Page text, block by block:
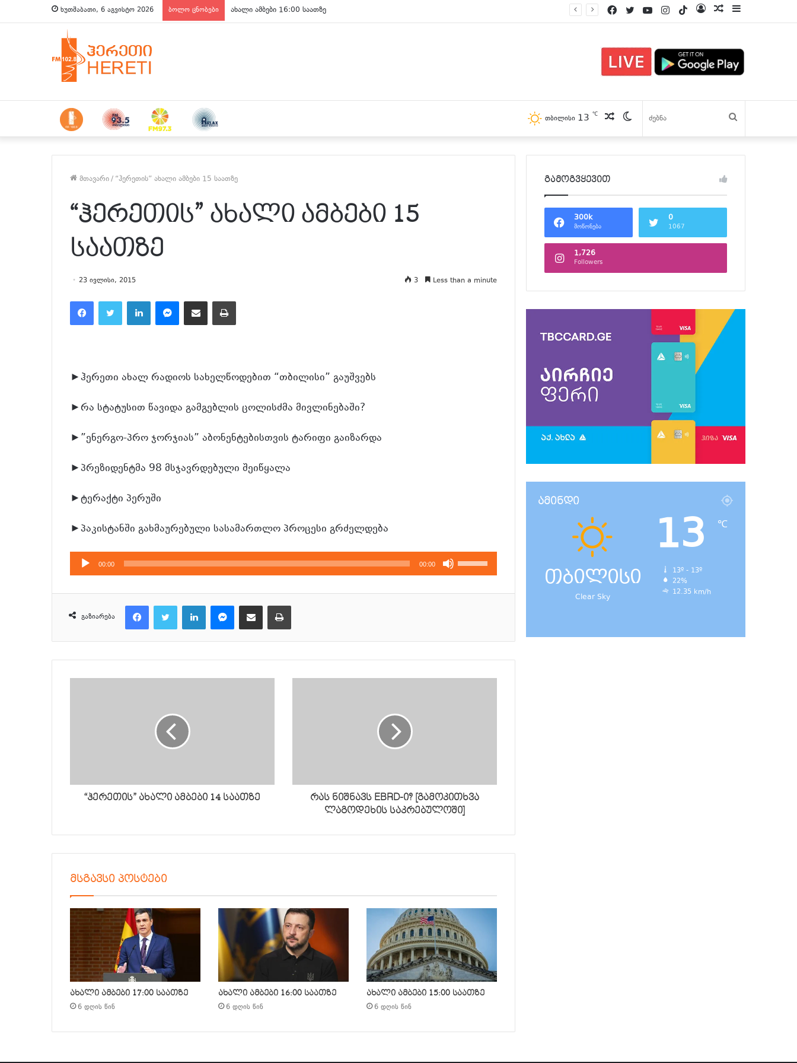
ხუთშაბათი, 6 აგვისტო 2026 ბოლო ცნობები ახალი ამბები 15:00 საათზე პოსტები
Log
TikTok
Instagram
YouTube
Twitter
Facebook
Switch
skin
პოსტები
თბილისი 13 ℃
მთავარი/ “ჰერეთის” ახალი ამბები 15 საათზე
“ჰერეთის” ახალი ამბები 15
საათზე
23 ივლისი, 2015 3 Less than a minute
►ჰერეთი ახალ რადიოს სახელწოდებით “თბილისი” გაუშვებს
►რა სტატუსით წავიდა გამგებლის ცოლისძმა მივლინებაში?
►”ენერგო-პრო ჯორჯიას” აბონენტებისთვის ტარიფი გაიზარდა
►პრეზიდენტმა 98 მსჯავრდებული შეიწყალა
►ტერაქტი პერუში
►პაკისტანში გახმაურებული სასამართლო პროცესი გრძელდება
აუდიო
დამკვრელი
00:00 00:00
გამოიყენეთ
კლავჲშები
გაზიარება
“ჰერეთის” ახალი ამბები 14 საათზე
რას ნიშნავს EBRD-ი? [გამოკითხვა
ლაგოდეხის საკრებულოში]
მსგავსი პოსტები
ახალი ამბები 17:00 საათზე
6 დღის წინ
ახალი ამბები 16:00 საათზე
6 დღის წინ
ახალი ამბები 15:00 საათზე
6 დღის წინ
გამოგვყევით
300k
მოწონება
0
1067
1,726
Followers
ამინდი
თბილისი
Clear Sky
13 ℃
13º - 13º
22%
12.35 km/h